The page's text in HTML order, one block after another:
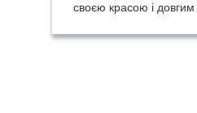
своєю красою і